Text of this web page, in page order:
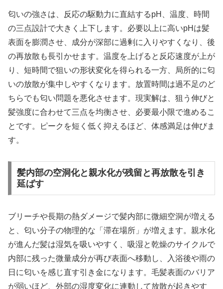
匂いの強さは、反応の駆動力に直結するpH、温度、時間
の三点設計で大きく上下します。必要以上に高いpHは髪
表面を膨潤させ、成分が深部に過剰に入りやすくなり、後
の再放散も長引かせます。温度を上げると反応速度が上が
り、短時間で狙いの形状変化を得られる一方、局所的に匂
いの放散が集中しやすくなります。放置時間は過不足のど
ちらでも匂い問題を悪化させます。現実解は、狙う伸びと
髪強度に合わせて三点を均衡させ、必要最小限で進めるこ
とです。ピークを短く低く抑えるほど、体感満足は伸びま
す。
髪内部の空洞化と親水化が残留と再放散を引き
延ばす
ブリーチや長期の熱ダメージで髪内部に微細空洞が増える
と、匂い分子の物理的な「滞在場所」が増えます。親水化
が進んだ髪は湿気を吸いやすく、吸湿と乾燥のサイクルで
内部に残った微量成分が再び表面へ移動し、入浴後や雨の
日に匂いを感じ直す引き金になります。毛髪表面のバリア
が弱いほど、外部の湿度変化に連動して放散が起きやす